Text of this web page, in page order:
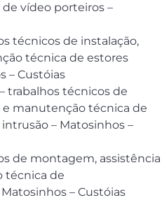
vídeo porteiros –
técnicos de instalação,
técnica de estores
– Custóias
trabalhos técnicos de
manutenção técnica de
– Matosinhos –
de montagem, assistência
técnica de
– Custóias